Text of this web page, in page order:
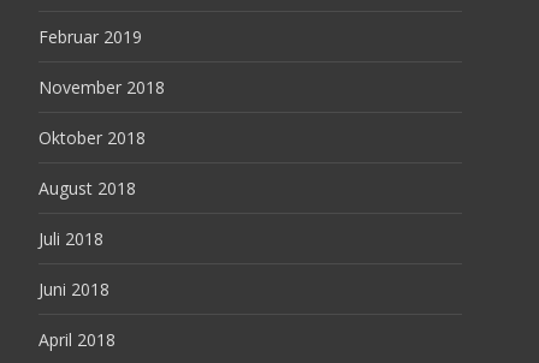
Februar 2019
November 2018
Oktober 2018
August 2018
Juli 2018
Juni 2018
April 2018